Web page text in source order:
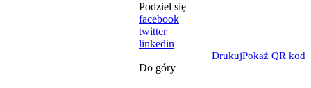
Podziel się
facebook
twitter
linkedin
DrukujPokaż QR kod
Do góry